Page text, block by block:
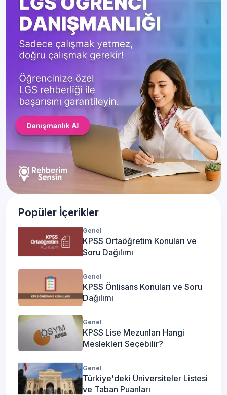
Popüler İçerikler
Genel
KPSS Ortaöğretim Konuları ve
Soru Dağılımı
Genel
KPSS Önlisans Konuları ve Soru
Dağılımı
Genel
KPSS Lise Mezunları Hangi
Meslekleri Seçebilir?
Genel
Türkiye'deki Üniversiteler Listesi
ve Taban Puanları